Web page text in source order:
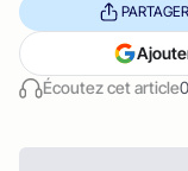
Écoutez cet article
PARTAGER